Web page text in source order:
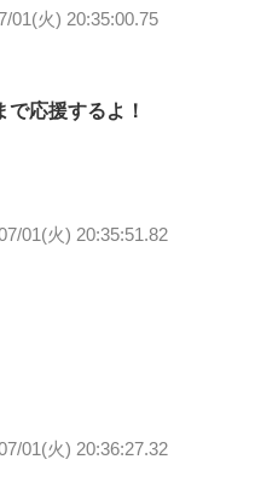
01(火) 20:35:00.75
応援するよ！
01(火) 20:35:51.82
01(火) 20:36:27.32